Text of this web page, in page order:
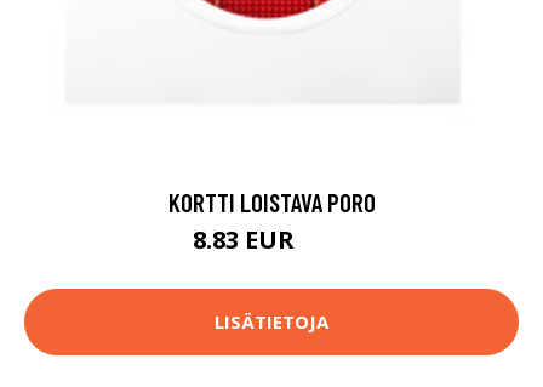
KORTTI LOISTAVA PORO
8.83 EUR
LISÄTIETOJA